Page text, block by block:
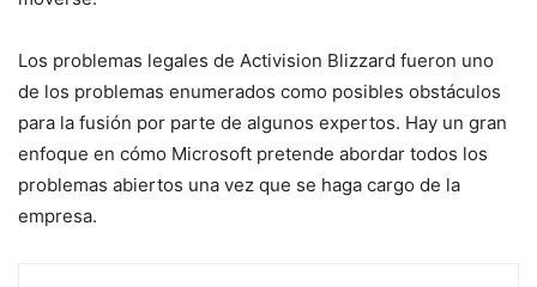
Los problemas legales de Activision Blizzard fueron uno
de los problemas enumerados como posibles obstáculos
para la fusión por parte de algunos expertos. Hay un gran
enfoque en cómo Microsoft pretende abordar todos los
problemas abiertos una vez que se haga cargo de la
empresa.